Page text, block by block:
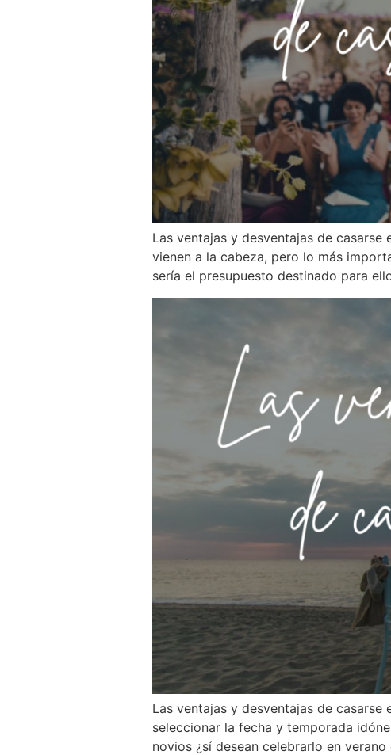
Las ventajas y desventajas de
vienen a la cabeza, pero lo más
sería el presupuesto destinado para
Las ventajas y desventajas de
seleccionar la fecha y temporada
novios ¿sí desean celebrarlo en